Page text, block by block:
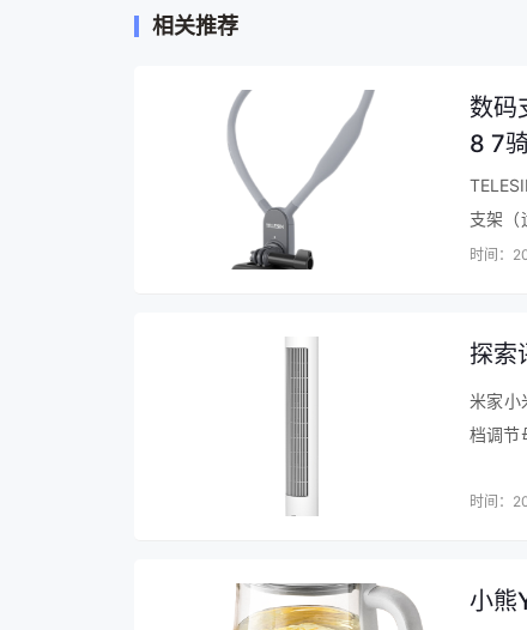
品牌：容声（Ronshen）
商品名称：容声BCD-520WD17MP
商品编号：100017685058
商品毛重：109.0kg
能效等级：一级能效
变频/定频：变频
高度：180.1-190cm
面板材质：PCM彩涂板
主色系：蓝色系
相关推荐
数码
8 7
点评
支架（
完全超
时间：
探索
米家小
档调节
模式
时间：
小熊